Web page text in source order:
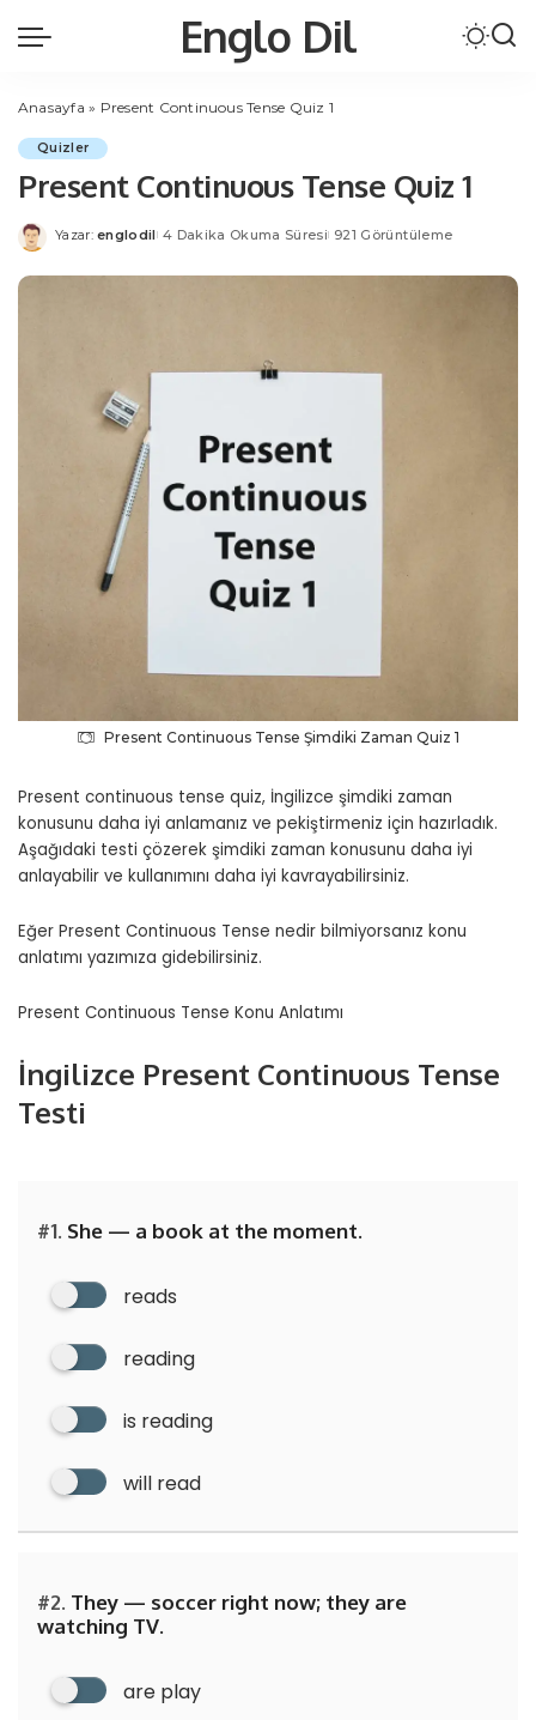
Englo Dil
Anasayfa » Present Continuous Tense Quiz 1
Quizler
Present Continuous Tense Quiz 1
Posted
Yazar: englodil 4 Dakika Okuma Süresi 921 Görüntüleme
Present Continuous Tense Şimdiki Zaman Quiz 1
Present continuous tense quiz, İngilizce şimdiki zaman
konusunu daha iyi anlamanız ve pekiştirmeniz için hazırladık.
Aşağıdaki testi çözerek şimdiki zaman konusunu daha iyi
anlayabilir ve kullanımını daha iyi kavrayabilirsiniz.
Eğer Present Continuous Tense nedir bilmiyorsanız konu
anlatımı yazımıza gidebilirsiniz.
Present Continuous Tense Konu Anlatımı
İngilizce Present Continuous Tense
Testi
#1. She — a book at the moment.
reads
reading
is reading
will read
#2. They — soccer right now; they are
watching TV.
are play